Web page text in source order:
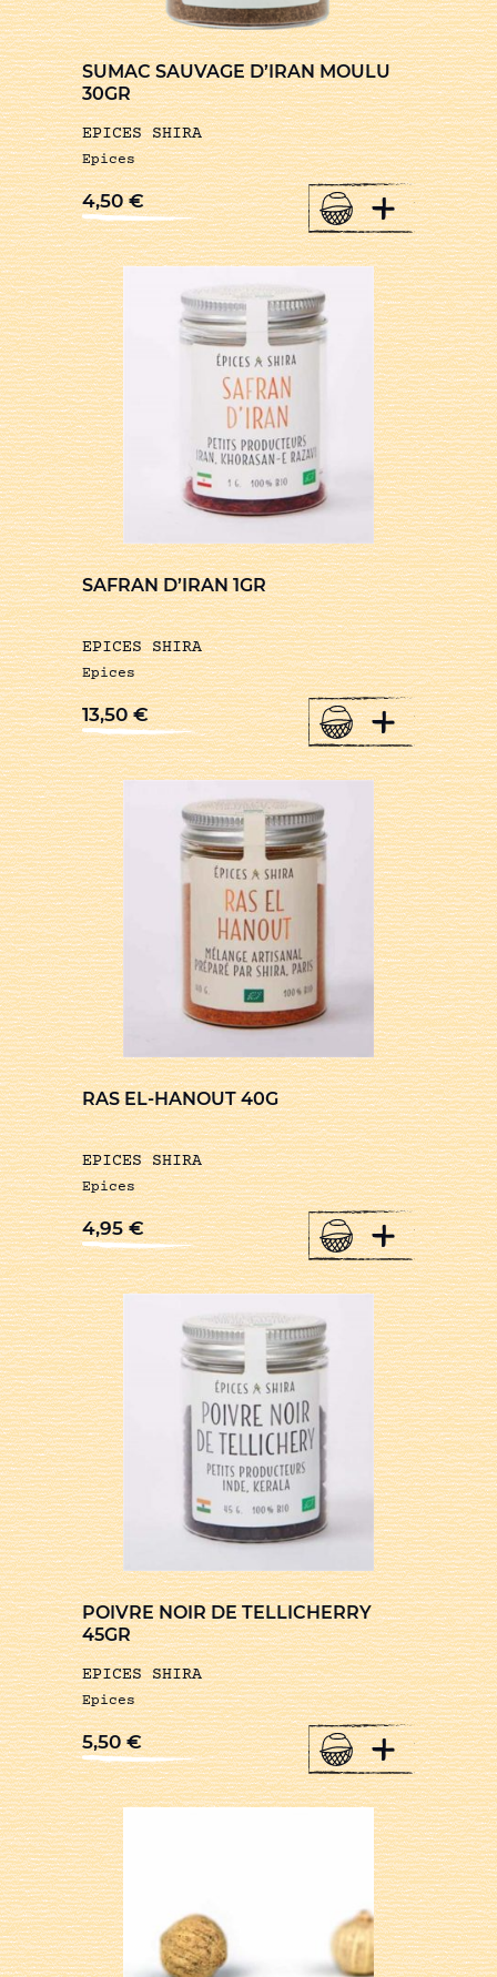
SUMAC SAUVAGE D’IRAN MOULU
30GR
EPICES SHIRA
Epices
4,50€ +
SAFRAN D’IRAN 1GR
EPICES SHIRA
Epices
13,50€ +
RAS EL-HANOUT 40G
EPICES SHIRA
Epices
4,95€ +
POIVRE NOIR DE TELLICHERRY
45GR
EPICES SHIRA
Epices
5,50€ +